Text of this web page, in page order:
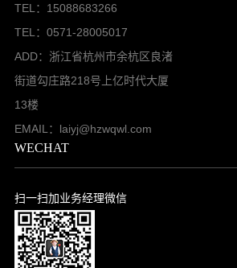
TEL：15088683266
TEL：0571-28005017
ADD：浙江省杭州市余杭区良渚
街道勾庄路218号上亿时代大厦
13楼
EMAIL：laiyj@hzwqwl.com
WECHAT
扫一扫加业务经理微信